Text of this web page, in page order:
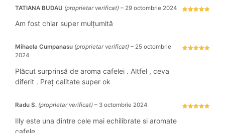
TATIANA BUDAU (proprietar verificat) – 29 octombrie 2024
Am fost chiar super mulțumită
Mihaela Cumpanasu (proprietar verificat) – 25 octombrie
2024
Plăcut surprinsă de aroma cafelei . Altfel , ceva
diferit . Preț calitate super ok
Radu S. (proprietar verificat) – 3 octombrie 2024
Illy este una dintre cele mai echilibrate si aromate
cafele